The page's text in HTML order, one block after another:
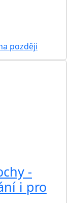
později
-
i pro